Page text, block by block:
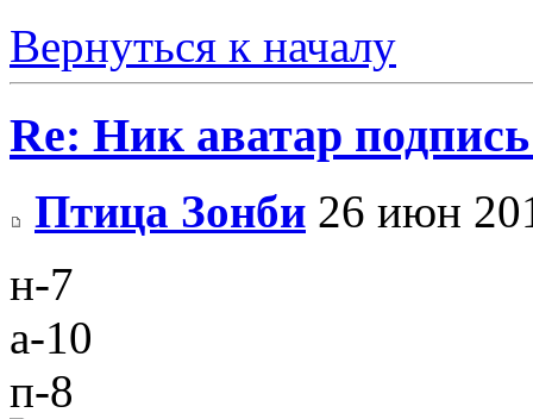
Вернуться к началу
Re: Ник аватар
Птица Зонби 26 июн
н-7
а-10
п-8